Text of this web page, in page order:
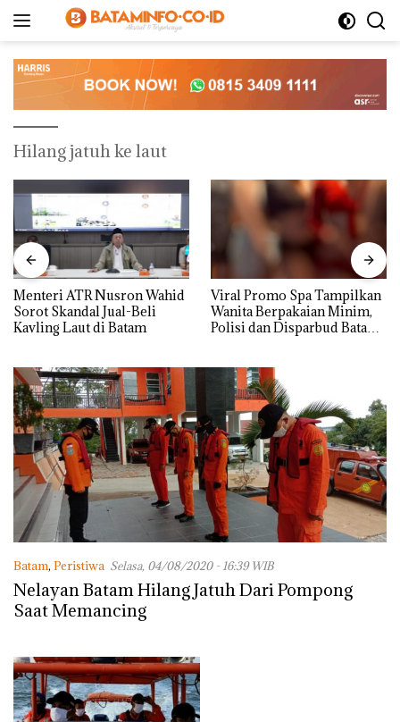
Hilang jatuh ke laut
Menteri ATR Nusron Wahid
Sorot Skandal Jual-Beli
Kavling Laut di Batam
Viral Promo Spa Tampilkan
Wanita Berpakaian Minim,
Polisi dan Disparbud Batam
Batam, Peristiwa Selasa, 04/08/2020 - 16:39 WIB
Nelayan Batam Hilang Jatuh Dari Pompong
Saat Memancing